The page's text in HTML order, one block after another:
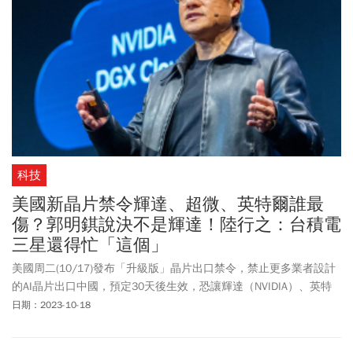
科技
美國新晶片禁令輝達、超微、英特爾誰最
傷？郭明錤說決不是輝達！陸行之：台積電
三星還得忙「這個」
美國周二(10/17)發布「升級版」晶片出口禁令，禁止更多業者設計
的AI晶片出口中國，預定30天後生效，恐讓輝達（NVIDIA）、英特
爾（Intel）以及超微（AMD）都受衝擊，尤其是輝達部分，禁令主
日期：2023-10-18